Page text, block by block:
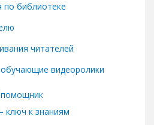
по библиотеке
читателей
видеоролики
помощник
ключ к знаниям